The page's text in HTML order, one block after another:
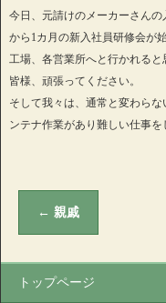
今日、元請けのメーカーさん
から1カ月の新入社員研修会が
工場、各営業所へと行かれると
皆様、頑張ってください。
そして我々は、通常と変わら
ンテナ作業があり難しい仕事を
← 親戚
トップページ